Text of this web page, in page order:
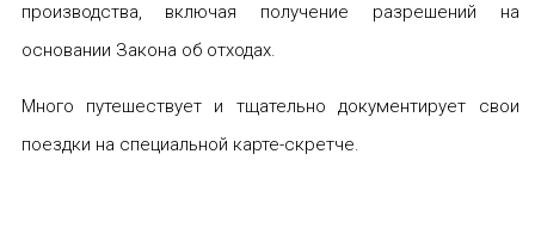
производства, включая получение разрешений на
основании Закона об отходах.
Много путешествует и тщательно документирует свои
поездки на специальной карте-скретче.